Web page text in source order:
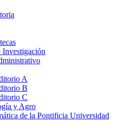
Investigación
A
B
C
y Agro
de la Pontificia Universidad